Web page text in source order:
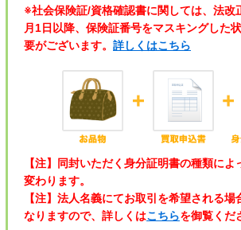
※社会保険証/資格確認書に関しては、法改
月1日以降、保険証番号をマスキングした
要がございます。 詳しくはこちら
【注】同封いただく身分証明書の種類に
変わります。
【注】法人名義にてお取引を希望される
なりますので、詳しくはこちらを御覧くだ